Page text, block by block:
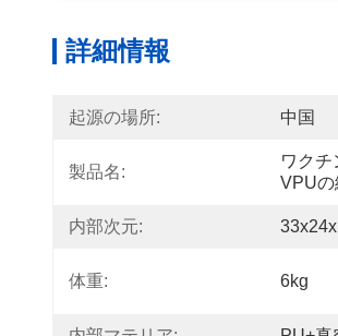
詳細情報
起源の場所: 中国
製品名:
ワク
VPUの
内部次元:
体重: 6kg